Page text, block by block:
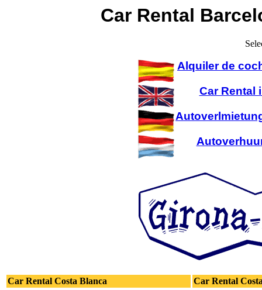
Car Rental
Alquiler de
Car Rental
Car Rental Costa Blanca Car Rental